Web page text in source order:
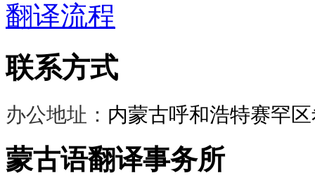
翻译流程
联系方式
办公地址： 内蒙古呼和浩特赛罕
蒙古语翻译事务所